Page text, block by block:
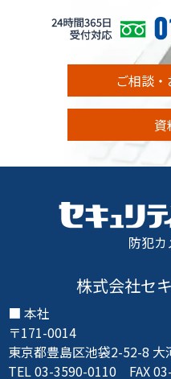
ご相談
資
防犯カ
株式会社セ
本社
〒171-0014
東京都豊島区池袋2-52-8 大
TEL 03-3590-0110 FAX